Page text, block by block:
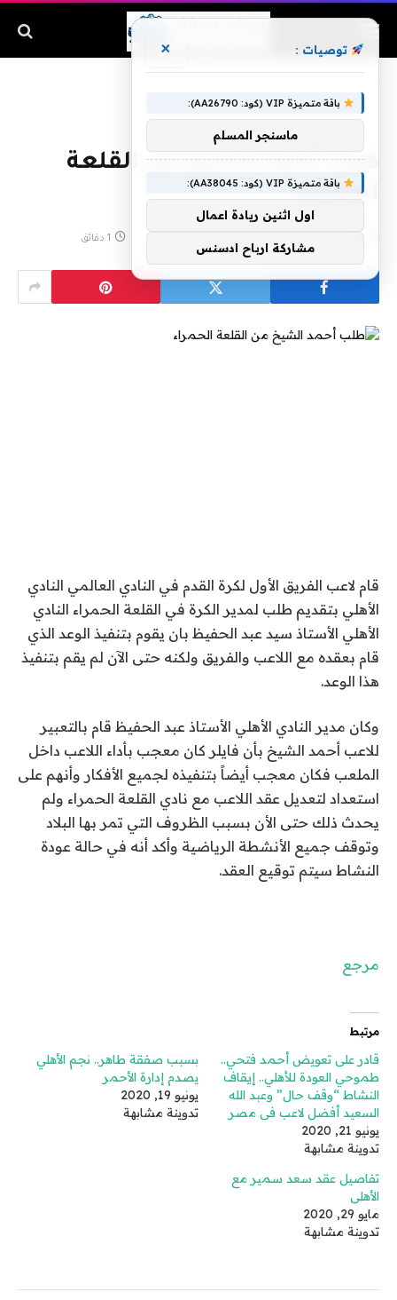
طلب أحمد الشيخ من القلعة
الحمراء
1 دقائق
قام لاعب الفريق الأول لكرة القدم في النادي العالمي النادي
الأهلي بتقديم طلب لمدير الكرة في القلعة الحمراء النادي
الأهلي الأستاذ سيد عبد الحفيظ بان يقوم بتنفيذ الوعد الذي
قام بعقده مع اللاعب والفريق ولكنه حتى الآن لم يقم بتنفيذ
هذا الوعد.
وكان مدير النادي الأهلي الأستاذ عبد الحفيظ قام بالتعبير
للاعب أحمد الشيخ بأن فايلر كان معجب بأداء اللاعب داخل
الملعب فكان معجب أيضاً بتنفيذه لجميع الأفكار وأنهم على
استعداد لتعديل عقد اللاعب مع نادي القلعة الحمراء ولم
يحدث ذلك حتى الأن بسبب الظروف التي تمر بها البلاد
وتوقف جميع الأنشطة الرياضية وأكد أنه في حالة عودة
النشاط سيتم توقيع العقد.
مرجع
مرتبط
قادر على تعويض أحمد فتحي..
طموحي العودة للأهلي.. إيقاف
النشاط “وقف حال” وعبد الله
السعيد أفضل لاعب في مصر
يونيو 21, 2020
تدوينة مشابهة
بسبب صفقة طاهر.. نجم الأهلي
يصدم إدارة الأحمر
يونيو 19, 2020
تدوينة مشابهة
تفاصيل عقد سعد سمير مع
الأهلي
مايو 29, 2020
تدوينة مشابهة
توصيات : ×
باقة متميزة VIP (كود: AA26790):
ماسنجر المسلم
باقة متميزة VIP (كود: AA38045):
اول اثنين ريادة اعمال
مشاركة ارباح ادسنس